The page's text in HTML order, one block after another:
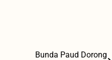
Bunda Paud Dorong